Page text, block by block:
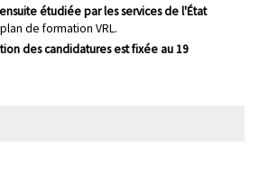
étudiée par les services de l'État
de formation VRL.
des candidatures est fixée au 19